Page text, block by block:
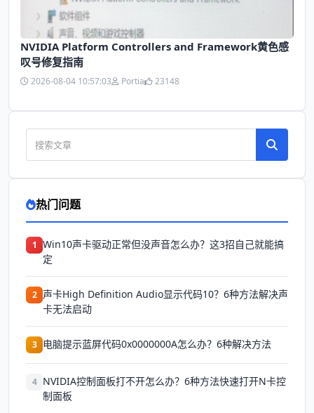
NVIDIA Platform Controllers and Framework黄色感
叹号修复指南
2026-08-04 10:57:03 Portia 23148
热门问题
1 Win10声卡驱动正常但没声音怎么办？这3招自己就能搞
定
2 声卡High Definition Audio显示代码10？6种方法解决声
卡无法启动
3 电脑提示蓝屏代码0x0000000A怎么办？6种解决方法
4 NVIDIA控制面板打不开怎么办？6种方法快速打开N卡控
制面板